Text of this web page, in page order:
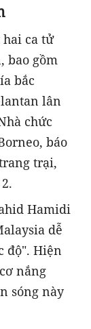
ca tử
bao gồm
bắc
lân
chức
báo
trại,
Hamidi
dễ
độ". Hiện
nắng
sóng này